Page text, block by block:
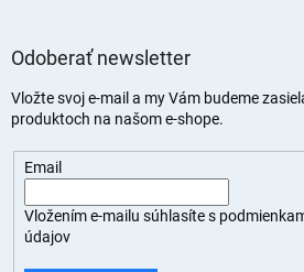
Odoberať newsletter
Vložte svoj e-mail a my Vám budeme
produktoch na našom e-shope.
Email
Vložením e-mailu súhlasíte s
údajov